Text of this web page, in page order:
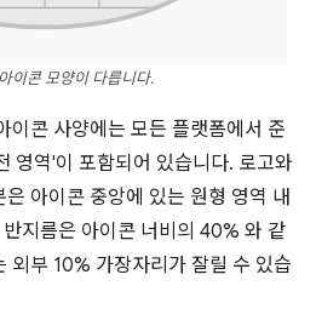
이콘 모양이 다릅니다.
이콘 사양에는 모든 플랫폼에서 준
영역'이 포함되어 있습니다. 로고와
아이콘 중앙에 있는 원형 영역 내
지름은 아이콘 너비의 40% 와 같
외부 10% 가장자리가 잘릴 수 있습